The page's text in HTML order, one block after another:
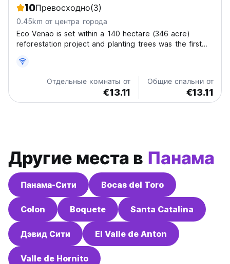
10Превосходно(3)
0.45km от центра города
Eco Venao is set within a 140 hectare (346 acre)
reforestation project and planting trees was the first
ecosystem) are now the rarest of the major tropical
forest ecosystems we are very dedicated...
Отдельные комнаты от
€13.11
Общие спальни от
€13.11
Другие места в Панама
Панама-Сити Bocas del Toro
Colon Boquete Santa Catalina
Дэвид Сити El Valle de Anton
Valle de Hornito